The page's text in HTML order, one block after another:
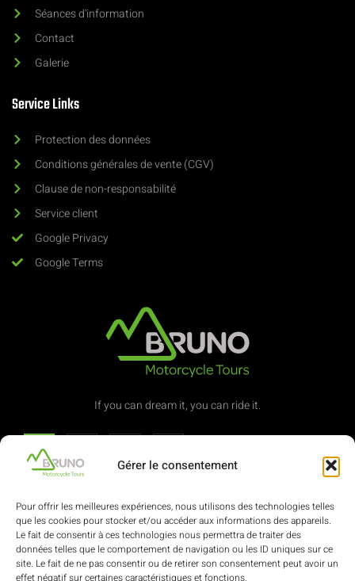
Gérer le consentement
Pour offrir les meilleures expériences, nous utilisons des technologies telles
que les cookies pour stocker et/ou accéder aux informations des appareils.
Le fait de consentir à ces technologies nous permettra de traiter des
données telles que le comportement de navigation ou les ID uniques sur ce
site. Le fait de ne pas consentir ou de retirer son consentement peut avoir un
effet négatif sur certaines caractéristiques et fonctions.
Séances d'information
Contact
Galerie
Service Links
Protection des données
Conditions générales de vente (CGV)
Clause de non-responsabilité
Service client
Google Privacy
Google Terms
If you can dream it, you can ride it.
(+352) 621 322 616